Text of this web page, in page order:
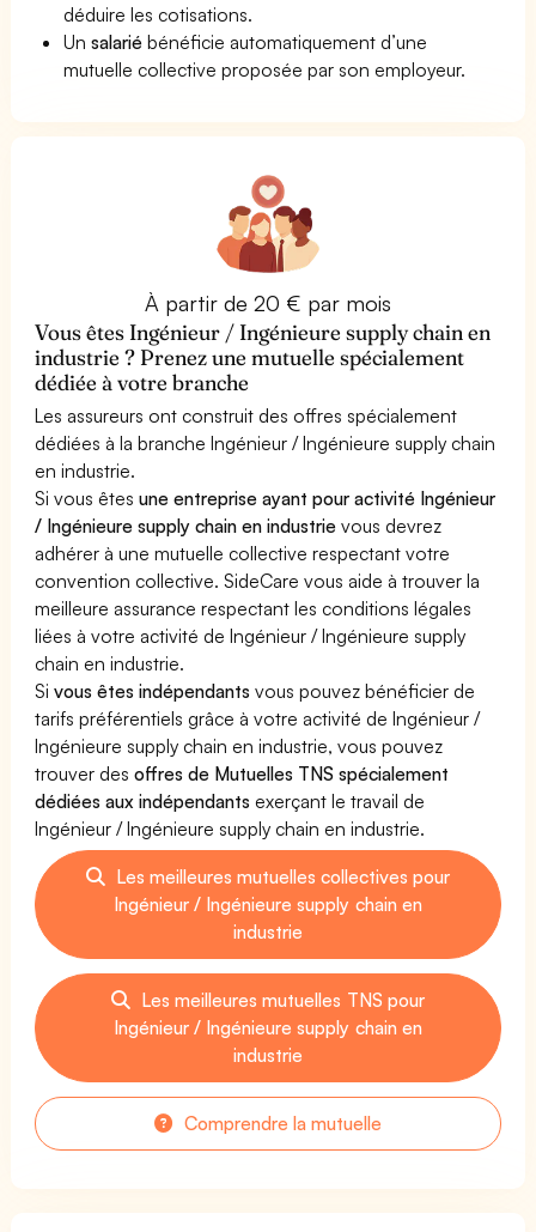
déduire les cotisations.
Unsalarié bénéficie automatiquement d’une
mutuelle collective proposée par son employeur.
À partir de 20 € par mois
Vous êtes Ingénieur / Ingénieure supply chain en
industrie ? Prenez une mutuelle spécialement
dédiée à votre branche
Les assureurs ont construit des offres spécialement
dédiées à la branche Ingénieur / Ingénieure supply chain
en industrie.
Si vous êtesune entreprise ayant pour activité Ingénieur
/ Ingénieure supply chain en industrie vous devrez
adhérer à une mutuelle collective respectant votre
convention collective. SideCare vous aide à trouver la
meilleure assurance respectant les conditions légales
liées à votre activité de Ingénieur / Ingénieure supply
chain en industrie.
Sivous êtes indépendants vous pouvez bénéficier de
tarifs préférentiels grâce à votre activité de Ingénieur /
Ingénieure supply chain en industrie, vous pouvez
trouver desoffres de Mutuelles TNS spécialement
dédiées aux indépendants exerçant le travail de
Ingénieur / Ingénieure supply chain en industrie.
Les meilleures mutuelles collectives pour
Ingénieur / Ingénieure supply chain en
industrie
Les meilleures mutuelles TNS pour
Ingénieur / Ingénieure supply chain en
industrie
Comprendre la mutuelle